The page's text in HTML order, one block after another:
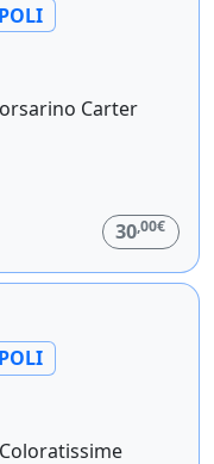
Carter
30,00€